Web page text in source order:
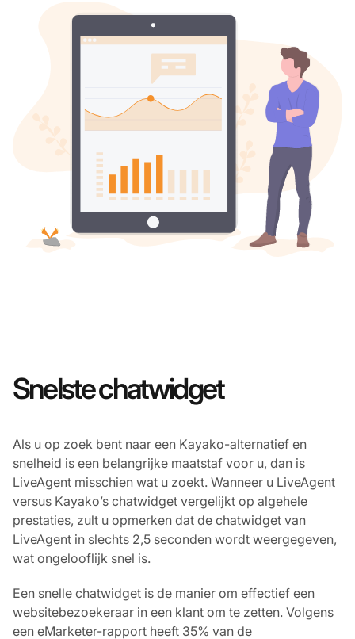
Snelste chatwidget
Als u op zoek bent naar een Kayako-alternatief en
snelheid is een belangrijke maatstaf voor u, dan is
LiveAgent misschien wat u zoekt. Wanneer u LiveAgent
versus Kayako’s chatwidget vergelijkt op algehele
prestaties, zult u opmerken dat de chatwidget van
LiveAgent in slechts 2,5 seconden wordt weergegeven,
wat ongelooflijk snel is.
Een snelle chatwidget is de manier om effectief een
websitebezoekeraar in een klant om te zetten. Volgens
een eMarketer-rapport heeft 35% van de